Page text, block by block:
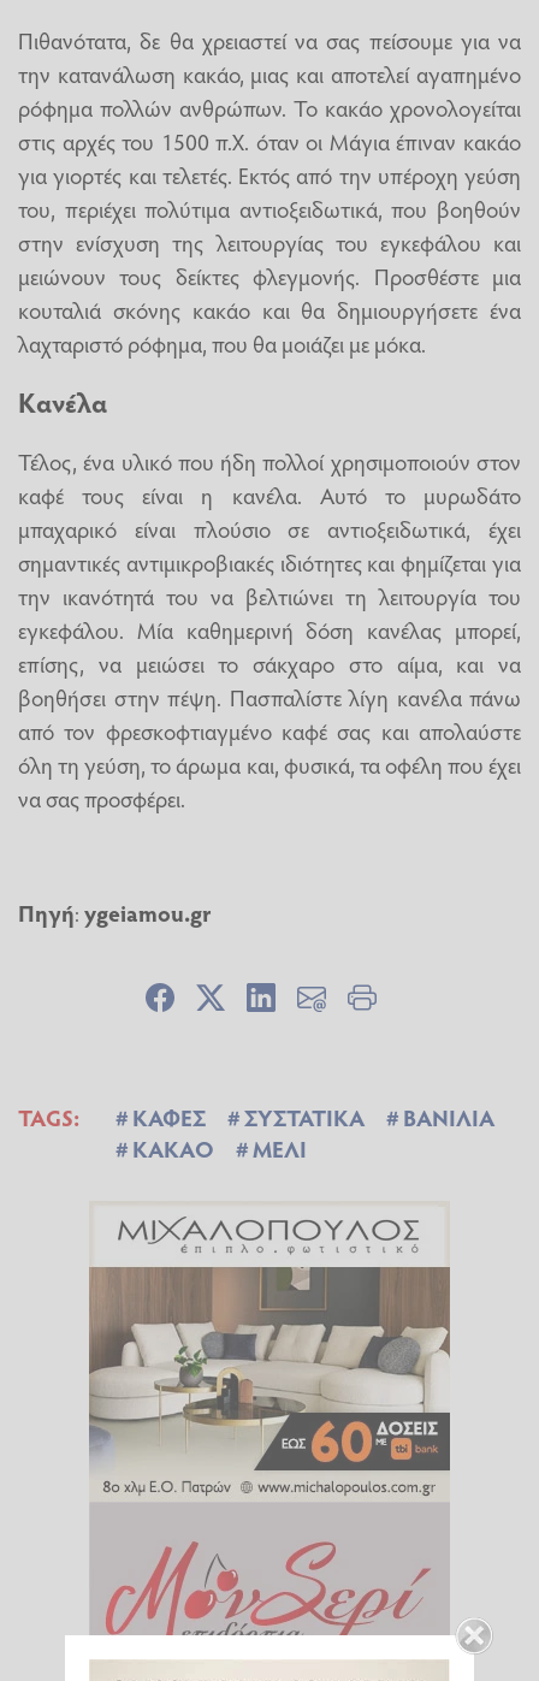
Πιθανότατα, δε θα χρειαστεί να σας πείσουμε για να
την κατανάλωση κακάο, μιας και αποτελεί αγαπημένο
ρόφημα πολλών ανθρώπων. Το κακάο χρονολογείται
στις αρχές του 1500 π.Χ. όταν οι Μάγια έπιναν κακάο
για γιορτές και τελετές. Εκτός από την υπέροχη γεύση
του, περιέχει πολύτιμα αντιοξειδωτικά, που βοηθούν
στην ενίσχυση της λειτουργίας του εγκεφάλου και
μειώνουν τους δείκτες φλεγμονής. Προσθέστε μια
κουταλιά σκόνης κακάο και θα δημιουργήσετε ένα
λαχταριστό ρόφημα, που θα μοιάζει με μόκα.
Κανέλα
Τέλος, ένα υλικό που ήδη πολλοί χρησιμοποιούν στον
καφέ τους είναι η κανέλα. Αυτό το μυρωδάτο
μπαχαρικό είναι πλούσιο σε αντιοξειδωτικά, έχει
σημαντικές αντιμικροβιακές ιδιότητες και φημίζεται για
την ικανότητά του να βελτιώνει τη λειτουργία του
εγκεφάλου. Μία καθημερινή δόση κανέλας μπορεί,
επίσης, να μειώσει το σάκχαρο στο αίμα, και να
βοηθήσει στην πέψη. Πασπαλίστε λίγη κανέλα πάνω
από τον φρεσκοφτιαγμένο καφέ σας και απολαύστε
όλη τη γεύση, το άρωμα και, φυσικά, τα οφέλη που έχει
να σας προσφέρει.
Πηγή:ygeiamou.gr
TAGS: ΚΑΦΕΣ ΣΥΣΤΑΤΙΚΑ
ΒΑΝΙΛΙΑ
ΚΑΚΑΟ
ΜΕΛΙ